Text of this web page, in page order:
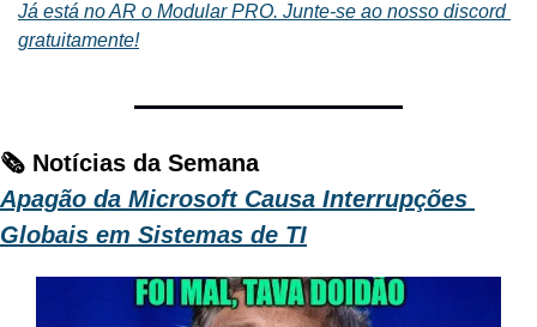
Já está no AR o Modular PRO. Junte-se ao nosso discord
gratuitamente!
🗞️ Notícias da Semana
Apagão da Microsoft Causa Interrupções
Globais em Sistemas de TI